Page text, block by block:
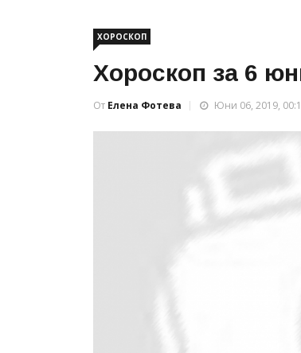
ХОРОСКОП
Хороскоп за 6
От Елена Фотева Юни 06, 2019,